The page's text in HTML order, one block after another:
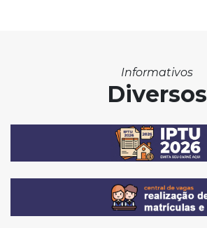
Informativos
Diversos